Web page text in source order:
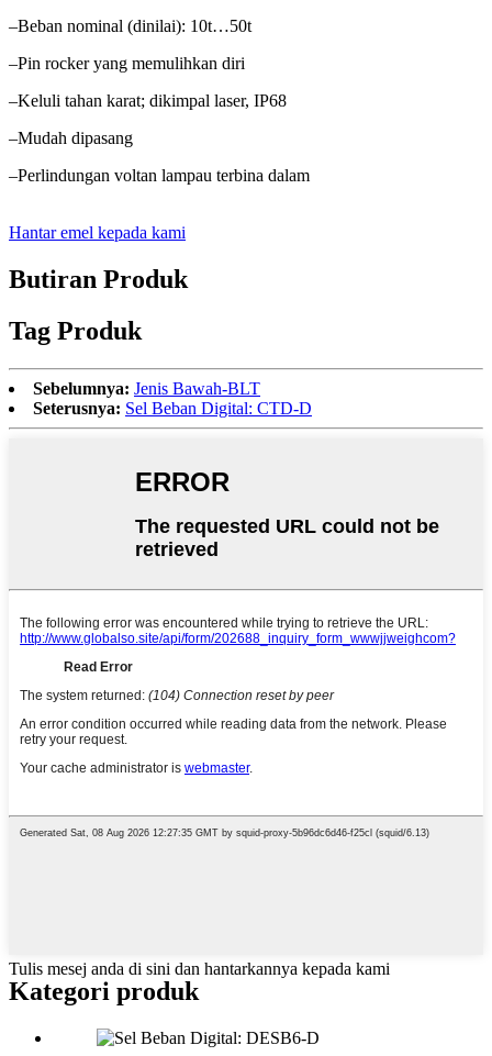
–Beban nominal (dinilai): 10t…50t
–Pin rocker yang memulihkan diri
–Keluli tahan karat; dikimpal laser, IP68
–Mudah dipasang
–Perlindungan voltan lampau terbina dalam
Hantar emel kepada kami
Butiran Produk
Tag Produk
Sebelumnya: Jenis Bawah-BLT
Seterusnya: Sel Beban Digital: CTD-D
Tulis mesej anda di sini dan hantarkannya kepada kami
Kategori produk